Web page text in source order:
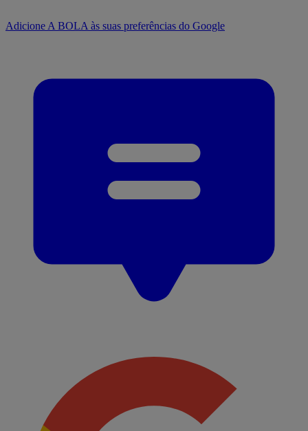
Adicione A BOLA às suas preferências do Google